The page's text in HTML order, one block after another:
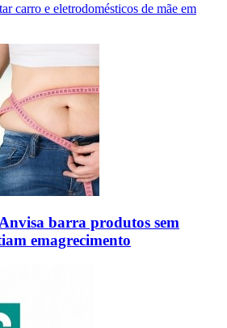
carro e eletrodomésticos de mãe em
barra produtos sem
emagrecimento